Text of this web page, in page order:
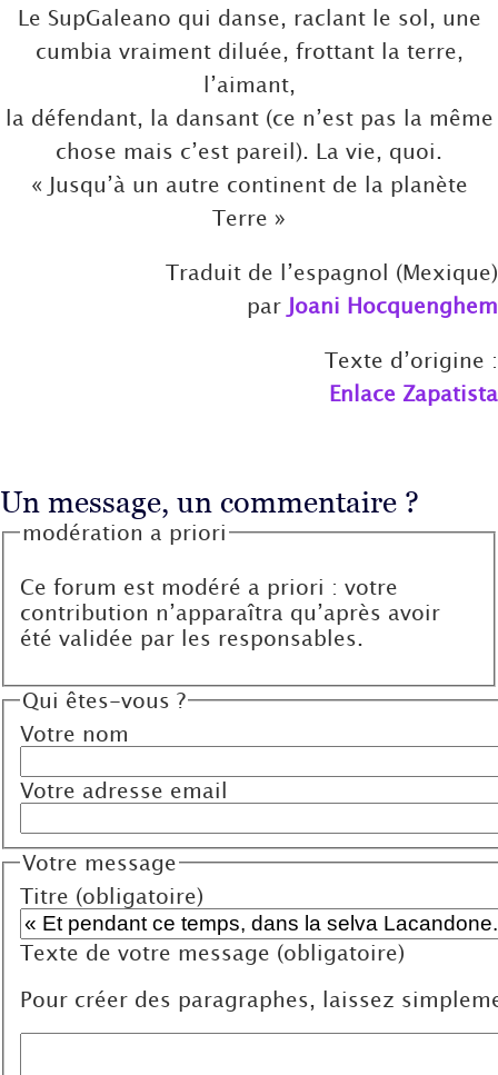
Le SupGaleano qui danse, raclant le sol, une
cumbia vraiment diluée, frottant la terre,
l’aimant,
la défendant, la dansant (ce n’est pas la même
chose mais c’est pareil). La vie, quoi.
« Jusqu’à un autre continent de la planète
Terre »
Traduit de l’espagnol (Mexique)
par Joani Hocquenghem
Texte d’origine :
Enlace Zapatista
Un message, un commentaire ?
modération a priori
Ce forum est modéré a priori : votre
contribution n’apparaîtra qu’après avoir
été validée par les responsables.
Qui êtes-vous ?
Votre nom
Votre adresse email
Votre message
Titre (obligatoire)
Texte de votre message (obligatoire)
Pour créer des paragraphes, laissez